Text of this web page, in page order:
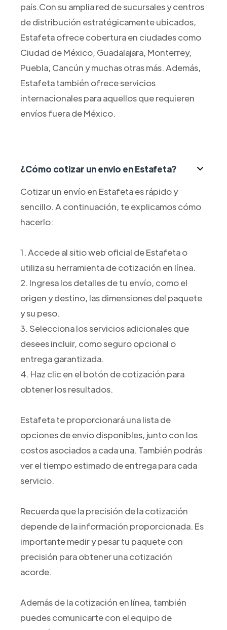
país.Con su amplia red de sucursales y centros
de distribución estratégicamente ubicados,
Estafeta ofrece cobertura en ciudades como
Ciudad de México, Guadalajara, Monterrey,
Puebla, Cancún y muchas otras más. Además,
Estafeta también ofrece servicios
internacionales para aquellos que requieren
envíos fuera de México.
¿Cómo cotizar un envio en Estafeta?
Cotizar un envío en Estafeta es rápido y
sencillo. A continuación, te explicamos cómo
hacerlo:
1. Accede al sitio web oficial de Estafeta o
utiliza su herramienta de cotización en línea.
2. Ingresa los detalles de tu envío, como el
origen y destino, las dimensiones del paquete
y su peso.
3. Selecciona los servicios adicionales que
desees incluir, como seguro opcional o
entrega garantizada.
4. Haz clic en el botón de cotización para
obtener los resultados.
Estafeta te proporcionará una lista de
opciones de envío disponibles, junto con los
costos asociados a cada una. También podrás
ver el tiempo estimado de entrega para cada
servicio.
Recuerda que la precisión de la cotización
depende de la información proporcionada. Es
importante medir y pesar tu paquete con
precisión para obtener una cotización
acorde.
Además de la cotización en línea, también
puedes comunicarte con el equipo de